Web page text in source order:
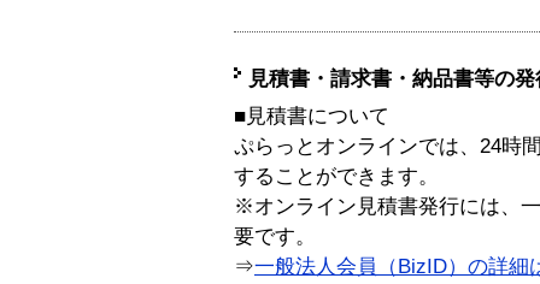
見積書・請求書・納品書等の
■見積書について
ぷらっとオンラインでは、24時
することができます。
※オンライン見積書発行には、
要です。
⇒一般法人会員（BizID）の詳細